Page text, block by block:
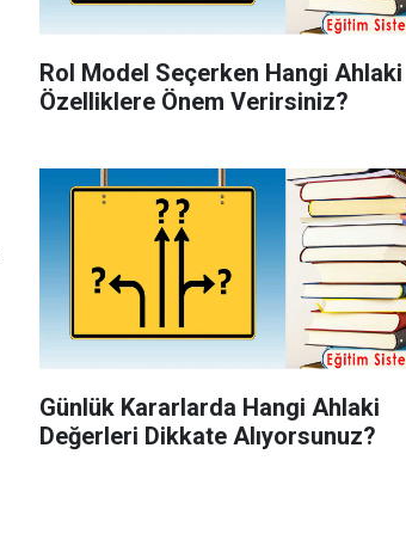
Rol Model Seçerken Hangi Ahlaki
Özelliklere Önem Verirsiniz?
Günlük Kararlarda Hangi Ahlaki
Değerleri Dikkate Alıyorsunuz?